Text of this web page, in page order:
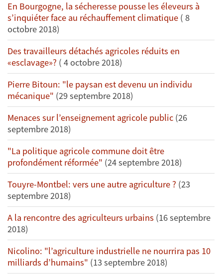
En Bourgogne, la sécheresse pousse les éleveurs à
s’inquiéter face au réchauffement climatique ( 8
octobre 2018)
Des travailleurs détachés agricoles réduits en
«esclavage»? ( 4 octobre 2018)
Pierre Bitoun: "le paysan est devenu un individu
mécanique" (29 septembre 2018)
Menaces sur l’enseignement agricole public (26
septembre 2018)
"La politique agricole commune doit être
profondément réformée" (24 septembre 2018)
Touyre-Montbel: vers une autre agriculture ? (23
septembre 2018)
A la rencontre des agriculteurs urbains (16 septembre
2018)
Nicolino: "l’agriculture industrielle ne nourrira pas 10
milliards d’humains" (13 septembre 2018)